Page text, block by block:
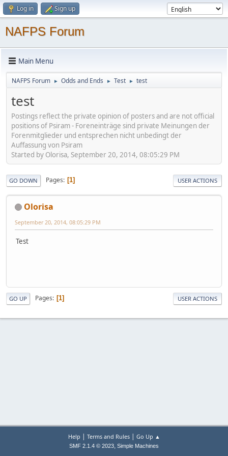
Log in Sign up
NAFPS Forum
Main Menu
NAFPS Forum ► Odds and Ends ► Test ► test
test
Postings reflect the private opinion of posters and are not official
positions of Psiram - Foreneinträge sind private Meinungen der
Forenmitglieder und entsprechen nicht unbedingt der
Auffassung von Psiram
Started by Olorisa, September 20, 2014, 08:05:29 PM
GO DOWN Pages 1 USER ACTIONS
Olorisa
September 20, 2014, 08:05:29 PM
Test
GO UP Pages 1 USER ACTIONS
Help | Terms and Rules| Go Up ▲
SMF 2.1.4 © 2023, Simple Machines